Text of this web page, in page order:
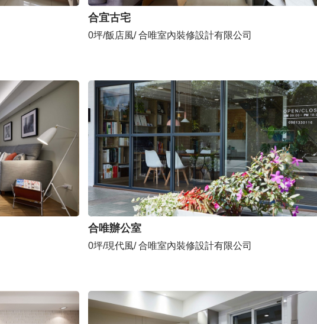
合宜古宅
0坪/飯店風/ 合唯室內裝修設計有限公司
合唯辦公室
0坪/現代風/ 合唯室內裝修設計有限公司